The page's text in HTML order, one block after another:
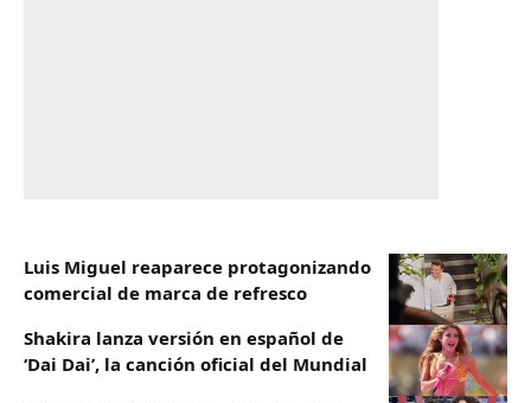
Luis Miguel reaparece protagonizando
comercial de marca de refresco
Shakira lanza versión en español de
‘Dai Dai’, la canción oficial del Mundial